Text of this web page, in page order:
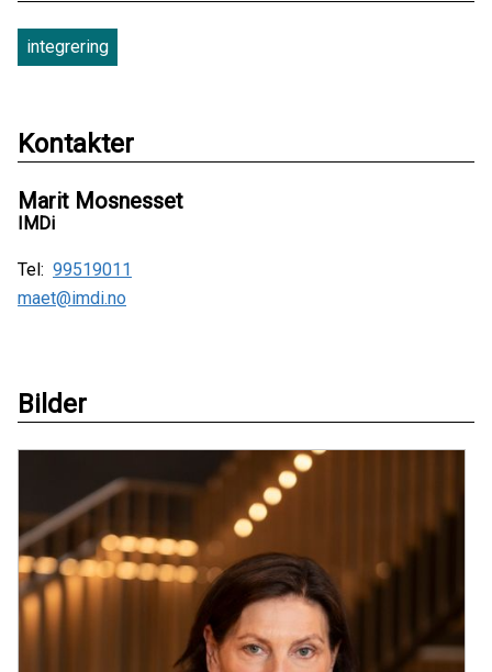
integrering
Kontakter
Marit Mosnesset
IMDi
Tel: 99519011
maet@imdi.no
Bilder